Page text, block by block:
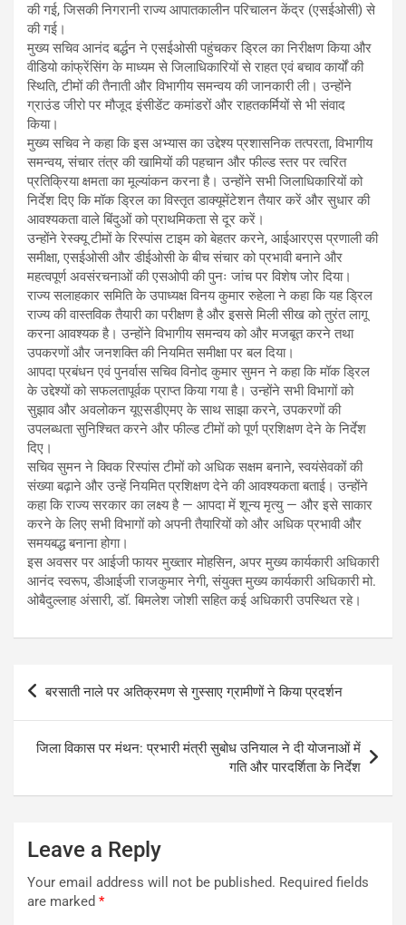
की गई, जिसकी निगरानी राज्य आपातकालीन परिचालन केंद्र (एसईओसी) से
की गई।
मुख्य सचिव आनंद बर्द्धन ने एसईओसी पहुंचकर ड्रिल का निरीक्षण किया और
वीडियो कांफ्रेंसिंग के माध्यम से जिलाधिकारियों से राहत एवं बचाव कार्यों की
स्थिति, टीमों की तैनाती और विभागीय समन्वय की जानकारी ली। उन्होंने
ग्राउंड जीरो पर मौजूद इंसीडेंट कमांडरों और राहतकर्मियों से भी संवाद
किया।
मुख्य सचिव ने कहा कि इस अभ्यास का उद्देश्य प्रशासनिक तत्परता, विभागीय
समन्वय, संचार तंत्र की खामियों की पहचान और फील्ड स्तर पर त्वरित
प्रतिक्रिया क्षमता का मूल्यांकन करना है। उन्होंने सभी जिलाधिकारियों को
निर्देश दिए कि मॉक ड्रिल का विस्तृत डाक्यूमेंटेशन तैयार करें और सुधार की
आवश्यकता वाले बिंदुओं को प्राथमिकता से दूर करें।
उन्होंने रेस्क्यू टीमों के रिस्पांस टाइम को बेहतर करने, आईआरएस प्रणाली की
समीक्षा, एसईओसी और डीईओसी के बीच संचार को प्रभावी बनाने और
महत्वपूर्ण अवसंरचनाओं की एसओपी की पुनः जांच पर विशेष जोर दिया।
राज्य सलाहकार समिति के उपाध्यक्ष विनय कुमार रुहेला ने कहा कि यह ड्रिल
राज्य की वास्तविक तैयारी का परीक्षण है और इससे मिली सीख को तुरंत लागू
करना आवश्यक है। उन्होंने विभागीय समन्वय को और मजबूत करने तथा
उपकरणों और जनशक्ति की नियमित समीक्षा पर बल दिया।
आपदा प्रबंधन एवं पुनर्वास सचिव विनोद कुमार सुमन ने कहा कि मॉक ड्रिल
के उद्देश्यों को सफलतापूर्वक प्राप्त किया गया है। उन्होंने सभी विभागों को
सुझाव और अवलोकन यूएसडीएमए के साथ साझा करने, उपकरणों की
उपलब्धता सुनिश्चित करने और फील्ड टीमों को पूर्ण प्रशिक्षण देने के निर्देश
दिए।
सचिव सुमन ने क्विक रिस्पांस टीमों को अधिक सक्षम बनाने, स्वयंसेवकों की
संख्या बढ़ाने और उन्हें नियमित प्रशिक्षण देने की आवश्यकता बताई। उन्होंने
कहा कि राज्य सरकार का लक्ष्य है — आपदा में शून्य मृत्यु — और इसे साकार
करने के लिए सभी विभागों को अपनी तैयारियों को और अधिक प्रभावी और
समयबद्ध बनाना होगा।
इस अवसर पर आईजी फायर मुख्तार मोहसिन, अपर मुख्य कार्यकारी अधिकारी
आनंद स्वरूप, डीआईजी राजकुमार नेगी, संयुक्त मुख्य कार्यकारी अधिकारी मो.
ओबैदुल्लाह अंसारी, डॉ. बिमलेश जोशी सहित कई अधिकारी उपस्थित रहे।
Post
बरसाती नाले पर अतिक्रमण से गुस्साए ग्रामीणों ने किया प्रदर्शन
जिला विकास पर मंथन: प्रभारी मंत्री सुबोध उनियाल ने दी योजनाओं में
गति और पारदर्शिता के निर्देश
Leave a Reply
Your email address will not be published. Required fields
are marked *